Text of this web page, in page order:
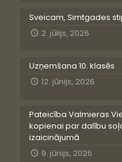
Sveicam, Simtgades
2. jūlijs, 2026
Uzņemšana 10. klasēs
12. jūnijs, 2026
Pateicība Valmieras
kopienai par dalību
izaicinājumā
9. jūnijs, 2026